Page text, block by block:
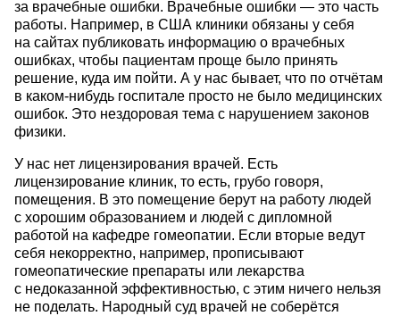
за врачебные ошибки. Врачебные ошибки — это часть
работы. Например, в США клиники обязаны у себя
на сайтах публиковать информацию о врачебных
ошибках, чтобы пациентам проще было принять
решение, куда им пойти. А у нас бывает, что по отчётам
в каком-нибудь госпитале просто не было медицинских
ошибок. Это нездоровая тема с нарушением законов
физики.
У нас нет лицензирования врачей. Есть
лицензирование клиник, то есть, грубо говоря,
помещения. В это помещение берут на работу людей
с хорошим образованием и людей с дипломной
работой на кафедре гомеопатии. Если вторые ведут
себя некорректно, например, прописывают
гомеопатические препараты или лекарства
с недоказанной эффективностью, с этим ничего нельзя
не поделать. Народный суд врачей не соберётся